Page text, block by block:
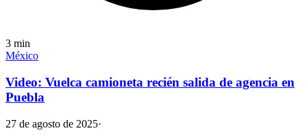
3 min
México
Video: Vuelca camioneta recién salida de agencia en
Puebla
27 de agosto de 2025·